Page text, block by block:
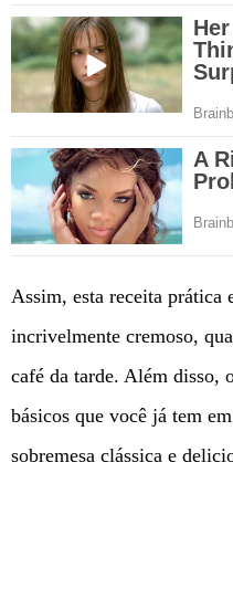
Assim, esta receita prática
incrivelmente cremoso,
café da tarde. Além disso,
básicos que você já tem
sobremesa clássica e